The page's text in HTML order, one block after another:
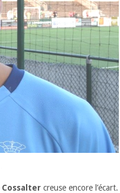
Cossalter creuse encore l’écart.